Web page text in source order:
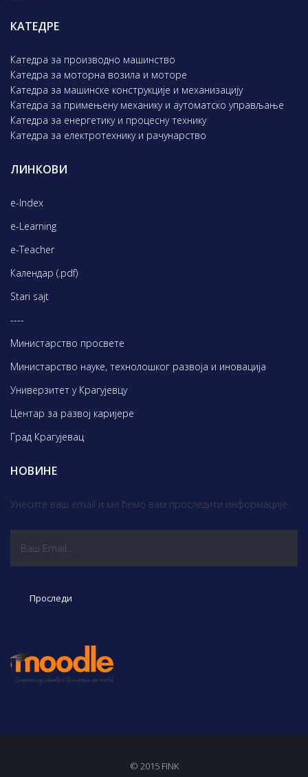
КАТЕДРЕ
Катедра за производно машинство
Катедра за моторна возила и моторе
Катедра за машинске конструкције и механизацију
Катедра за примењену механику и аутоматско управљање
Катедра за енергетику и процесну технику
Катедра за електротехнику и рачунарство
ЛИНКОВИ
e-Index
e-Learning
e-Teacher
Календар (.pdf)
Stari sajt
----
Министарство просвете
Министарство науке, технолошког развоја и иновација
Универзитет у Крагујевцу
Центар за развој каријере
Град Крагујевац
НОВИНЕ
Унесите ваш email и ми ћемо вам проследити информације
© 2015 FINK